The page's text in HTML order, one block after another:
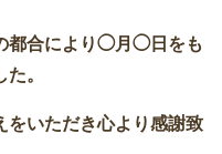
都合により◯月◯日をも
。
をいただき心より感謝致